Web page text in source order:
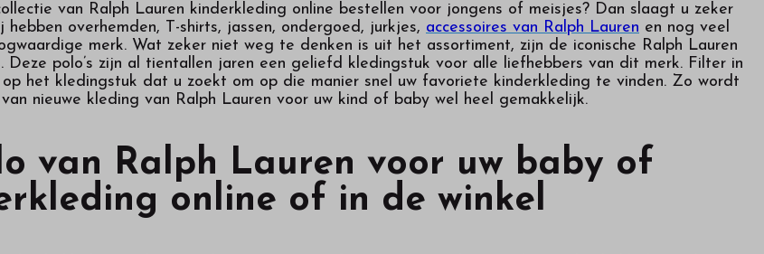
van Ralph Lauren kinderkleding online bestellen voor jongens of meisjes? Dan slaagt u zeker
overhemden, T-shirts, jassen, ondergoed, jurkjes, accessoires van Ralph Lauren en nog veel
merk. Wat zeker niet weg te denken is uit het assortiment, zijn de iconische Ralph Lauren
Deze polo’s zijn al tientallen jaren een geliefd kledingstuk voor alle liefhebbers van dit merk. Filter in
het kledingstuk dat u zoekt om op die manier snel uw favoriete kinderkleding te vinden. Zo wordt
nieuwe kleding van Ralph Lauren voor uw kind of baby wel heel gemakkelijk.
van Ralph Lauren voor uw baby of
online of in de winkel